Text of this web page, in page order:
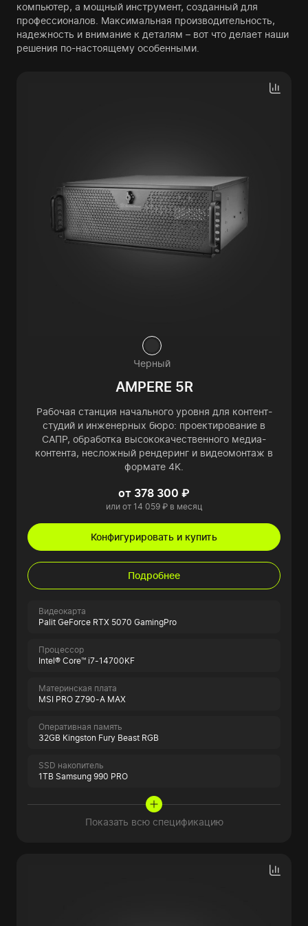
компьютер, а мощный инструмент, созданный для
профессионалов. Максимальная производительность,
надежность и внимание к деталям – вот что делает наши
решения по-настоящему особенными.
Черный
AMPERE 5R
Рабочая станция начального уровня для контент-
студий и инженерных бюро: проектирование в
САПР, обработка высококачественного медиа-
контента, несложный рендеринг и видеомонтаж в
формате 4K.
от 378 300 ₽
или от 14 059 ₽ в месяц
Конфигурировать и купить
Подробнее
Видеокарта
Palit GeForce RTX 5070 GamingPro
Процессор
Intel® Core™ i7-14700KF
Материнская плата
MSI PRO Z790-A MAX
Оперативная память
32GB Kingston Fury Beast RGB
SSD накопитель
1TB Samsung 990 PRO
Показать всю спецификацию